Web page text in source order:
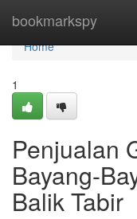
bookmarkspy
Home
Home
1
Penjualan
Bayang-
Balik Tabir